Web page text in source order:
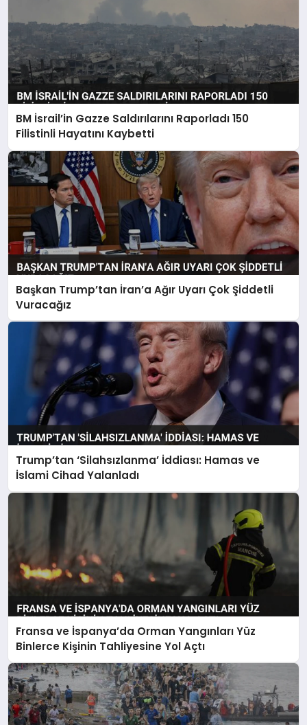
BM İsrail’in Gazze Saldırılarını Raporladı 150
Filistinli Hayatını Kaybetti
Başkan Trump’tan İran’a Ağır Uyarı Çok Şiddetli
Vuracağız
Trump’tan ‘Silahsızlanma’ İddiası: Hamas ve
İslami Cihad Yalanladı
Fransa ve İspanya’da Orman Yangınları Yüz
Binlerce Kişinin Tahliyesine Yol Açtı